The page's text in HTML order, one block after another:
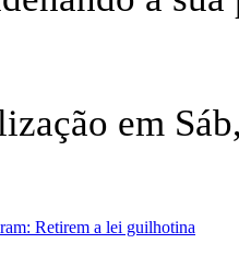
em
Retirem a lei guilhotina